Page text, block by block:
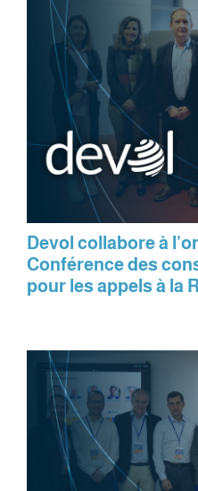
Devol collabore à
Conférence des
pour les appels à la